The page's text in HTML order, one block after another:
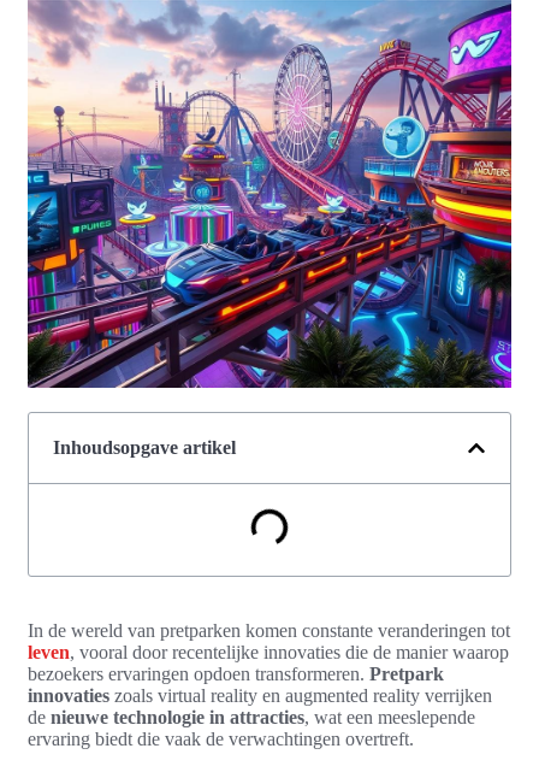
Inhoudsopgave artikel
In de wereld van pretparken komen constante veranderingen tot
leven, vooral door recentelijke innovaties die de manier waarop
bezoekers ervaringen opdoen transformeren. Pretpark
innovaties zoals virtual reality en augmented reality verrijken
de nieuwe technologie in attracties, wat een meeslepende
ervaring biedt die vaak de verwachtingen overtreft.